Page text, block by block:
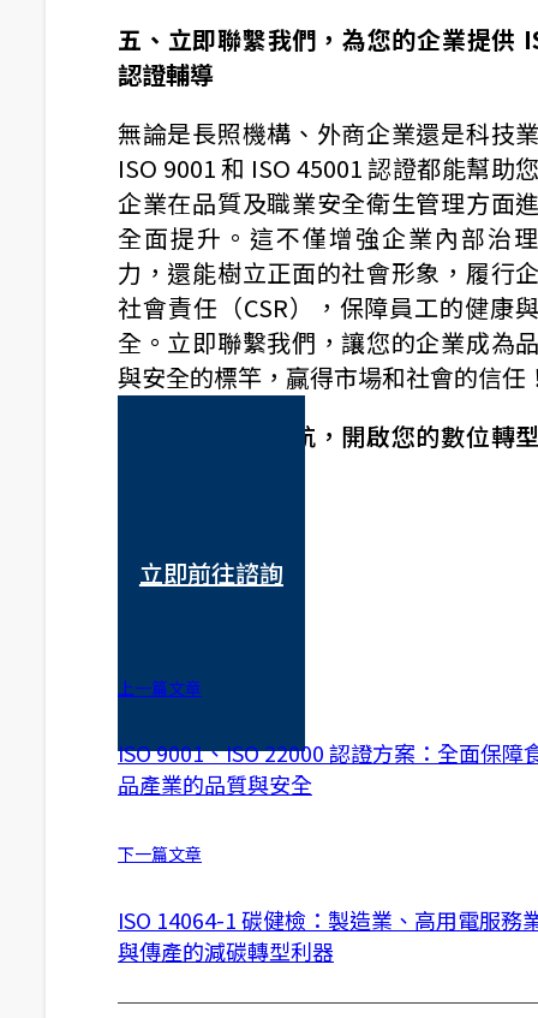
五、立即聯繫我們，為您的企業提供
認證輔導
無論是長照機構、外商企業還是科技
ISO 9001 和 ISO 45001 認證都能幫助
企業在品質及職業安全衛生管理方面
全面提升。這不僅增強企業內部治
力，還能樹立正面的社會形象，履行
社會責任（CSR），保障員工的健康
全。立即聯繫我們，讓您的企業成為
與安全的標竿，贏得市場和社會的信任
立即聯繫數字領航，開啟您的數位轉
立即前往諮詢
上一篇文章
ISO 9001、ISO 22000 認證方案：全面保障
品產業的品質與安全
下一篇文章
ISO 14064-1 碳健檢：製造業、高用電服務
與傳產的減碳轉型利器